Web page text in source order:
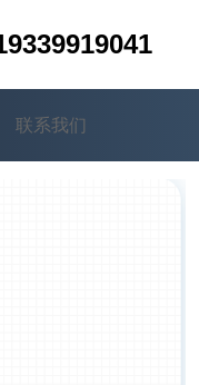
联系我们